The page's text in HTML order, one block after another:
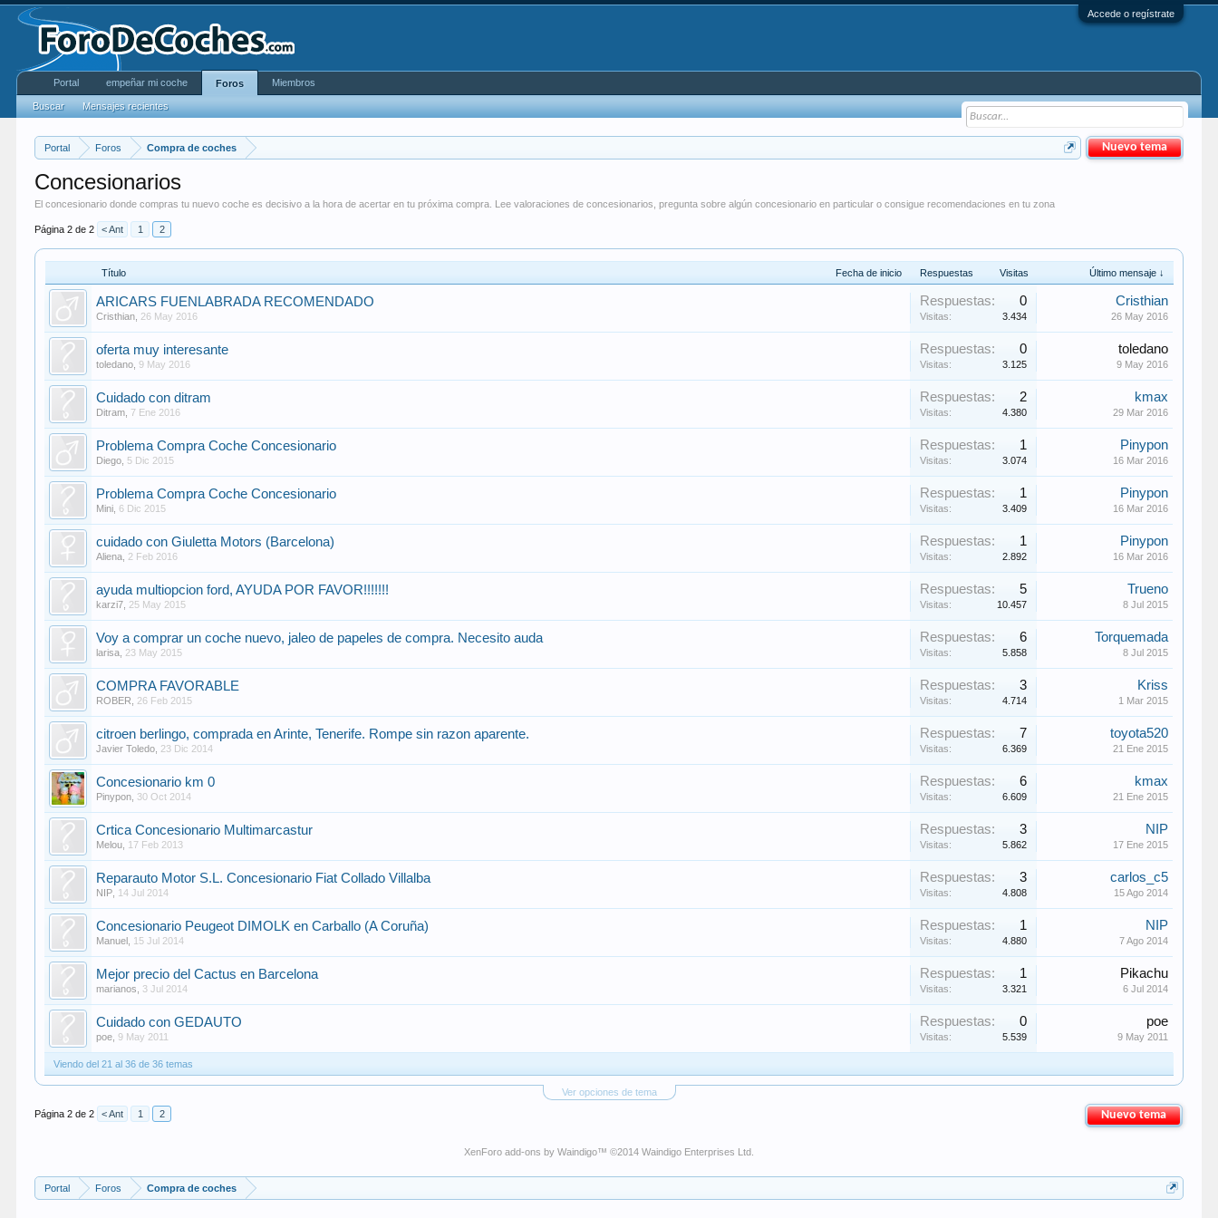
Accede o regístrate
Nuevo tema
Portal Foros Compra de coches
Concesionarios
El concesionario donde compras tu nuevo coche es decisivo a la hora de acertar en tu próxima compra. Lee valoraciones de concesionarios, pregunta sobre algún concesionario en particular o consigue recomendaciones en tu zona
Página 2 de 2 < Ant 1 2
Título Fecha de inicio Respuestas Visitas Último mensaje ↓
ARICARS FUENLABRADA RECOMENDADO
Cristhian 26 May 2016
Respuestas: 0
Visitas: 3.434
Cristhian
26 May 2016
oferta muy interesante
toledano ,9 May 2016
Respuestas: 0
Visitas: 3.125
toledano
9 May 2016
Cuidado con ditram
Ditram 7 Ene 2016
Respuestas: 2
Visitas: 4.380
kmax
29 Mar 2016
Problema Compra Coche Concesionario
Diego 5 Dic 2015
Respuestas: 1
Visitas: 3.074
Pinypon
16 Mar 2016
Problema Compra Coche Concesionario
Mini 6 Dic 2015
Respuestas: 1
Visitas: 3.409
Pinypon
16 Mar 2016
cuidado con Giuletta Motors (Barcelona)
Aliena 2 Feb 2016
Respuestas: 1
Visitas: 2.892
Pinypon
16 Mar 2016
ayuda multiopcion ford, AYUDA POR FAVOR!!!!!!!
karzi7 25 May 2015
Respuestas: 5
Visitas: 10.457
Trueno
8 Jul 2015
Voy a comprar un coche nuevo, jaleo de papeles de compra. Necesito auda
larisa 23 May 2015
Respuestas: 6
Visitas: 5.858
Torquemada
8 Jul 2015
COMPRA FAVORABLE
ROBER 26 Feb 2015
Respuestas: 3
Visitas: 4.714
Kriss
1 Mar 2015
citroen berlingo, comprada en Arinte, Tenerife. Rompe sin razon aparente.
Javier Toledo 23 Dic 2014
Respuestas: 7
Visitas: 6.369
toyota520
21 Ene 2015
Concesionario km 0
Pinypon 30 Oct 2014
Respuestas: 6
Visitas: 6.609
kmax
21 Ene 2015
Crtica Concesionario Multimarcastur
Melou 17 Feb 2013
Respuestas: 3
Visitas: 5.862
NIP
17 Ene 2015
Reparauto Motor S.L. Concesionario Fiat Collado Villalba
NIP 14 Jul 2014
Respuestas: 3
Visitas: 4.808
carlos_c5
15 Ago 2014
Concesionario Peugeot DIMOLK en Carballo (A Coruña)
Manuel 15 Jul 2014
Respuestas: 1
Visitas: 4.880
NIP
7 Ago 2014
Mejor precio del Cactus en Barcelona
marianos 3 Jul 2014
Respuestas: 1
Visitas: 3.321
Pikachu
6 Jul 2014
Cuidado con GEDAUTO
poe ,9 May 2011
Respuestas: 0
Visitas: 5.539
poe
9 May 2011
Viendo del 21 al 36 de 36 temas
Ver opciones de tema
Nuevo tema
Página 2 de 2 < Ant 1 2
XenForo add-ons by Waindigo™ ©2014 Waindigo Enterprises Ltd
Portal Foros Compra de coches
Portal empeñar mi coche Foros
Buscar Mensajes recientes
Miembros